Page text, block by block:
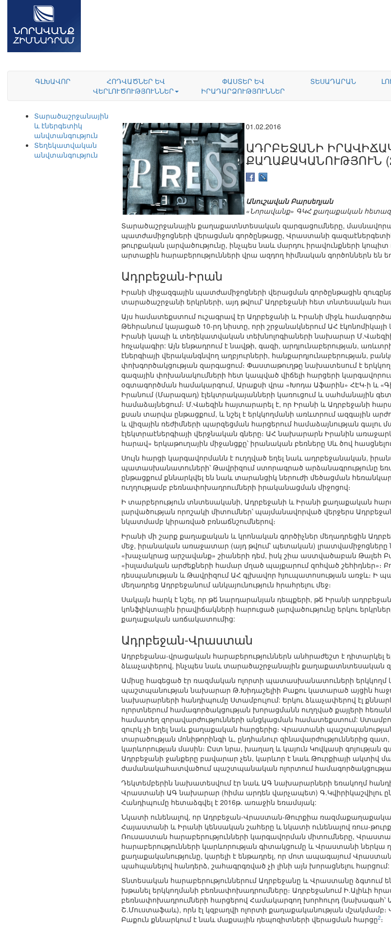
ԳԼԽԱՎՈՐ
ՀՈԴՎԱԾՆԵՐ ԵՎ
ՎԵՐԼՈՒԾՈՒԹՅՈՒՆՆԵՐ
ՓԱՍՏԵՐ ԵՎ
ԻՐԱԴԱՐՁՈՒԹՅՈՒՆՆԵՐ
ՏԵՍԱԴԱՐԱՆ
Տարածաշրջանային
և էներգետիկ
անվտանգություն
Տեղեկատվական
անվտանգություն
01.02.2016
ԱԴՐԲԵՋԱՆԻ
ՔԱՂԱՔԱԿԱՆՈՒԹՅՈՒՆ
Անուշավան Բարսեղյան
«Նորավանք» ԳԿՀ քաղաքական
Տարածաշրջանային քաղաքատնտեսական զարգացումները,
պատժամիջոցների վերացման գործընթացը, Վրաստանի
թուրքական լարվածությունը, ինչպես նաև մարդու իրավունքների
արտաքին հարաբերությունների վրա ազդող հիմնական գործոններն են
Ադրբեջան-Իրան
Իրանի միջազգային պատժամիջոցների վերացման գործընթացին
տարածաշրջանի երկրների, այդ թվում՝ Ադրբեջանի հետ տնտեսական
Այս համատեքստում ուշագրավ էր Ադրբեջանի և Իրանի միջև
Թեհրանում կայացած 10-րդ նիստը, որի շրջանակներում ԱՀ
Իրանի կապի և տեղեկատվական տեխնոլոգիաների նախարար Մ.Վաեզիի
հռչակագիր: Այն ենթադրում է նավթի, գազի, արդյունաբերության,
էներգիայի վերականգնվող աղբյուրների, հանքարդյունաբերության,
փոխգործակցության զարգացում։ Փաստաթուղթը նախատեսում է
գազային փոխանակումների հետ կապված վիճելի հարցերի
օգտագործման համակարգում, Արաքսի վրա «Խոդա Աֆարին» ՀԷԿ-ի և
Իրանում (Մարազադ) էլեկտրակայանների կառուցում և սահմանային
համաձայնեցում։ Մ.Վաեզին հայտարարել է, որ Իրանի և Ադրբեջանի
քսան տարվա ընթացքում, և նշել է երկկողմանի առևտրում ազգային
և վիզային ռեժիմների պարզեցման հարցերում համաձայնության
էլեկտրաէներգիայի վերջնական գները։ ԱՀ նախարարն Իրանին
հարավ» երկաթուղային միջանցքը՝ իրանական բեռները Սև ծով
Սույն հարցի կարգավորմանն է ուղղված եղել նաև ադրբեջանական,
պատասխանատուների՝ Թավրիզում ստորագրած արձանագրությունը
ընթացքում քննարկվել են նաև տարանցիկ ներուժի մեծացման
ուղղությամբ բեռնափոխադրումների իրականացման միջոցով։
Ի տարբերություն տնտեսականի, Ադրբեջանի և Իրանի քաղաքական
լարվածության որոշակի միտումներ՝ պայմանավորված վերջերս
նկատմամբ կիրառված բռնաճնշումներով։
Իրանի մի շարք քաղաքական և կրոնական գործիչներ մեղադրեցին
մեջ, իրանական առաջատար (այդ թվում՝ պետական) լրատվամիջոցները
«խաչակրաց արշավանք» շիաների դեմ, իսկ շիա աստվածաբան Թալեհ
«իսլամական արժեքների համար մղած պայքարում զոհված շեհիդներ»։
դեսպանության և Թավրիզում ԱՀ գլխավոր հյուպատոսության առջև։ Ի
մեղադրեց Ադրբեջանում անկայունություն հրահրելու մեջ։
Սակայն հարկ է նշել, որ թե́ նարդարանյան դեպքերի, թե́ Իրանի
կոնֆլիկտային իրավիճակների հարուցած լարվածությունը երկու
քաղաքական առճակատումից:
Ադրբեջան-Վրաստան
Ադրբեջանա-վրացական հարաբերություններն անհրաժեշտ է
ձևաչափերով, ինչպես նաև տարածաշրջանային քաղաքատնտեսական
Ամիսը հագեցած էր ռազմական ոլորտի պատասխանատուների երկկողմ
պաշտպանության նախարար Թ.Խիդաշելիի Բաքու կատարած այցին
նախարարների հանդիպումը Ստամբուլում: Երկու ձևաչափերով էլ
ոլորտներում համագործակցության խորացմանն ուղղված քայլերի
համատեղ զորավարժությունների անցկացման համատեքստում:
զուրկ չի եղել նաև քաղաքական հարցերից։ Վրաստանի
տարածության մոնիթորինգի և, ընդհանուր զինավարժություններից
կարևորության մասին։ Ըստ նրա, խաղաղ և կայուն Կովկասի
Ադրբեջանի ջանքերը բավարար չեն, կարևոր է նաև Թուրքիայի ակտիվ
ժամանակահատվածում պաշտպանական ոլորտում
Դեկտեմբերին նախատեսվում էր նաև ԱԳ նախարարների եռակողմ
Վրաստանի ԱԳ նախարար (հիմա արդեն վարչապետ) Գ.Կվիրիկաշվիլու
Հանդիպումը հետաձգվել է 2016թ. առաջին եռամսյակ:
Նկատի ունենալով, որ Ադրբեջան-Վրաստան-Թուրքիա
Հայաստանի և Իրանի կենսական շահերը և նկատի ունենալով ռուս-
Ռուսաստան հարաբերությունների կարգավորման միտումները,
հարաբերությունների կարևորության գիտակցումը և Վրաստանի
քաղաքականությունը, կարելի է ենթադրել, որ մոտ ապագայում
պահպանելով հանդերձ, շահագրգռված չի լինի այն խորացնելու հարցում:
Տնտեսական հարաբերություններում Ադրբեջանը և Վրաստանը
խթանել երկկողմանի բեռնափոխադրումները։ Ադրբեջանում Ի.Ալիևի
բեռնափոխադրումների հարցերով Համակարգող խորհուրդ (նախագահ՝
Շ.Մուստաֆաև), որն էլ կզբաղվի ոլորտի քաղաքականության
Բաքուն քննարկում է նաև մաքսային դեպոզիտների վերացման հարցը2։